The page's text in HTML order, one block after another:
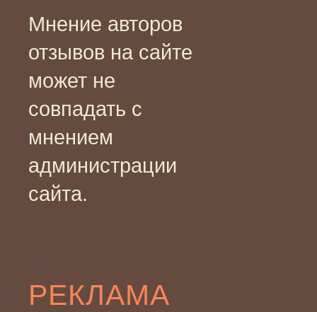
Мнение авторов
отзывов на сайте
может не
совпадать с
мнением
администрации
сайта.
РЕКЛАМА